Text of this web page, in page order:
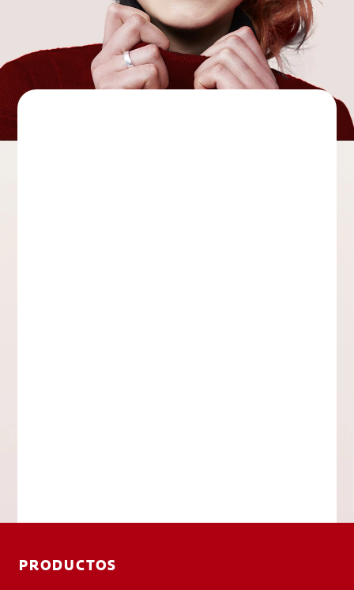
PRODUCTOS